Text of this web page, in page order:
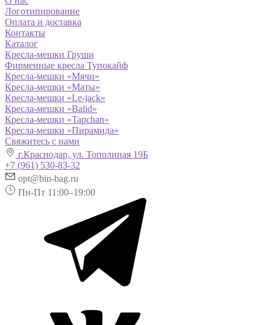
Логотипирование
Оплата и доставка
Контакты
Каталог
Кресла-мешки Груши
Фирменные кресла Тупокайф
Кресла-мешки «Мячи»
Кресла-мешки «Маты»
Кресла-мешки «Le-jack»
Кресла-мешки «Balid»
Кресла-мешки «Tapchan»
Кресла-мешки «Пирамида»
Свяжитесь с нами
г.Краснодар, ул. Тополиная 19Б
+7 (961) 530-83-32
opt@bin-bag.ru
Пн-Пт 11:00–19:00